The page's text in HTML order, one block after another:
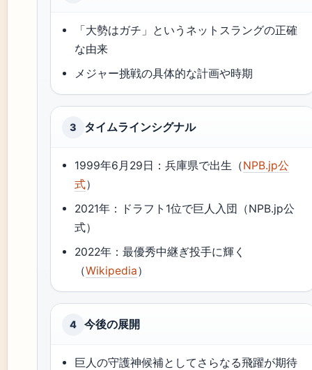
「大勢はガチ」というネットスラングの正確
な由来
メジャー挑戦の具体的な計画や時期
3 タイムラインシグナル
1999年6月29日：兵庫県で出生（NPB.jp公
式）
2021年：ドラフト1位で巨人入団（NPB.jp公
式）
2022年：最優秀中継ぎ投手に輝く
（Wikipedia）
4 今後の展開
巨人の守護神候補としてさらなる飛躍が期待